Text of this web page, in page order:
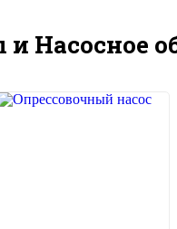
Насосное